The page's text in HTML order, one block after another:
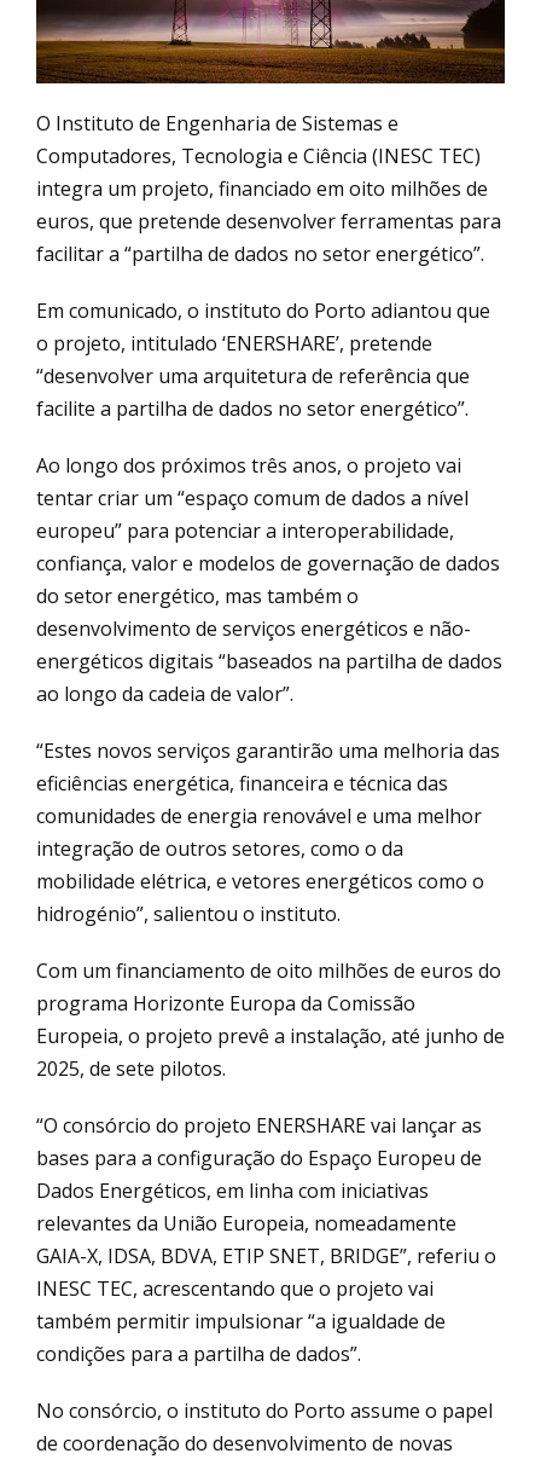
O Instituto de Engenharia de Sistemas e
Computadores, Tecnologia e Ciência (INESC TEC)
integra um projeto, financiado em oito milhões de
euros, que pretende desenvolver ferramentas para
facilitar a “partilha de dados no setor energético”.
Em comunicado, o instituto do Porto adiantou que
o projeto, intitulado ‘ENERSHARE’, pretende
“desenvolver uma arquitetura de referência que
facilite a partilha de dados no setor energético”.
Ao longo dos próximos três anos, o projeto vai
tentar criar um “espaço comum de dados a nível
europeu” para potenciar a interoperabilidade,
confiança, valor e modelos de governação de dados
do setor energético, mas também o
desenvolvimento de serviços energéticos e não-
energéticos digitais “baseados na partilha de dados
ao longo da cadeia de valor”.
“Estes novos serviços garantirão uma melhoria das
eficiências energética, financeira e técnica das
comunidades de energia renovável e uma melhor
integração de outros setores, como o da
mobilidade elétrica, e vetores energéticos como o
hidrogénio”, salientou o instituto.
Com um financiamento de oito milhões de euros do
programa Horizonte Europa da Comissão
Europeia, o projeto prevê a instalação, até junho de
2025, de sete pilotos.
“O consórcio do projeto ENERSHARE vai lançar as
bases para a configuração do Espaço Europeu de
Dados Energéticos, em linha com iniciativas
relevantes da União Europeia, nomeadamente
GAIA-X, IDSA, BDVA, ETIP SNET, BRIDGE”, referiu o
INESC TEC, acrescentando que o projeto vai
também permitir impulsionar “a igualdade de
condições para a partilha de dados”.
No consórcio, o instituto do Porto assume o papel
de coordenação do desenvolvimento de novas